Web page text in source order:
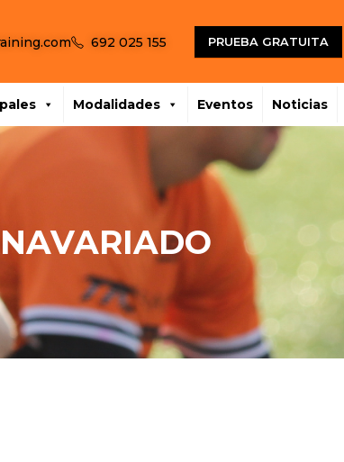
692 025 155 PRUEBA GRATUITA
Modalidades Eventos Noticias